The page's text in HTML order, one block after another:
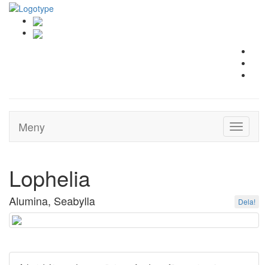
Toggle
Meny
Lophelia
Alumina, Seabylla Dela!